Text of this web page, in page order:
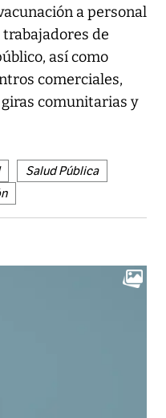
a personal
de
así como
comerciales,
comunitarias y
Salud Pública